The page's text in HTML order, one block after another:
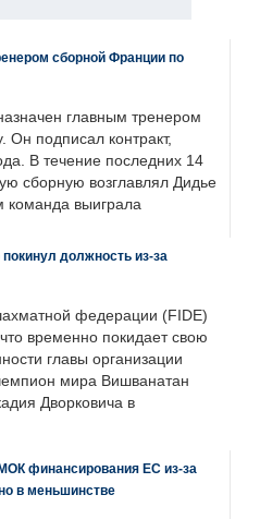
сборной Франции по
главным тренером
подписал контракт,
В течение последних 14
сборную возглавлял Дидье
команда выиграла
должность из-за
федерации (FIDE)
временно покидает свою
главы организации
мира Вишванатан
Дворковича в
финансирования ЕС из-за
в меньшинстве